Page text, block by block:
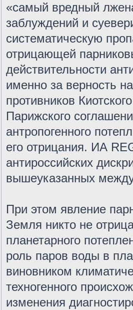
«самый вредный
заблуждений и
систематическую
отрицающей
действительности
именно за верность
противников
Парижского
антропогенного
его отрицания. ИА
антироссийских
вышеуказанных
При этом явление
Земля никто не
планетарного
роль паров воды в
виновником
техногенного
изменения